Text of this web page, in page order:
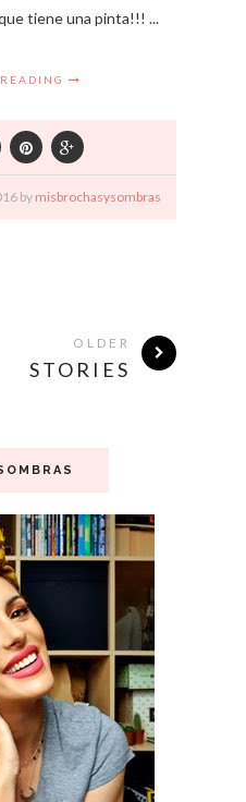
tiene una pinta!!! ...
by misbrochasysombras
OLDER
STORIES